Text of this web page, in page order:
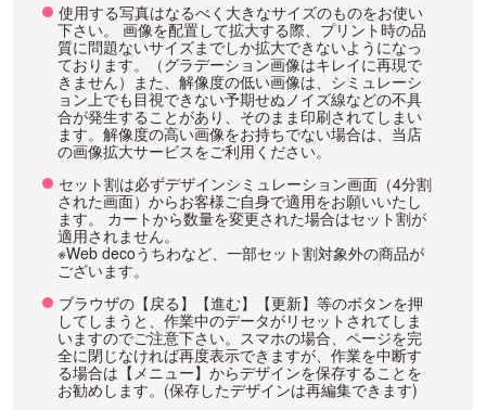
使用する写真はなるべく大きなサイズのものをお使い
下さい。 画像を配置して拡大する際、プリント時の品
質に問題ないサイズまでしか拡大できないようになっ
ております。（グラデーション画像はキレイに再現で
きません）また、解像度の低い画像は、シミュレーシ
ョン上でも目視できない予期せぬノイズ線などの不具
合が発生することがあり、そのまま印刷されてしまい
ます。解像度の高い画像をお持ちでない場合は、当店
の画像拡大サービスをご利用ください。
セット割は必ずデザインシミュレーション画面（4分割
された画面）からお客様ご自身で適用をお願いいたし
ます。 カートから数量を変更された場合はセット割が
適用されません。
※Web decoうちわなど、一部セット割対象外の商品が
ございます。
ブラウザの【戻る】【進む】【更新】等のボタンを押
してしまうと、作業中のデータがリセットされてしま
いますのでご注意下さい。スマホの場合、ページを完
全に閉じなければ再度表示できますが、作業を中断す
る場合は【メニュー】からデザインを保存することを
お勧めします。(保存したデザインは再編集できます)